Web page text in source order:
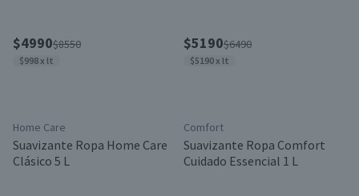
$4990$8550
$998 x lt
Home Care
Suavizante Ropa Home Care
Clásico 5 L
$5190$6490
$5190 x lt
Comfort
Suavizante Ropa Comfort
Cuidado Essencial 1 L